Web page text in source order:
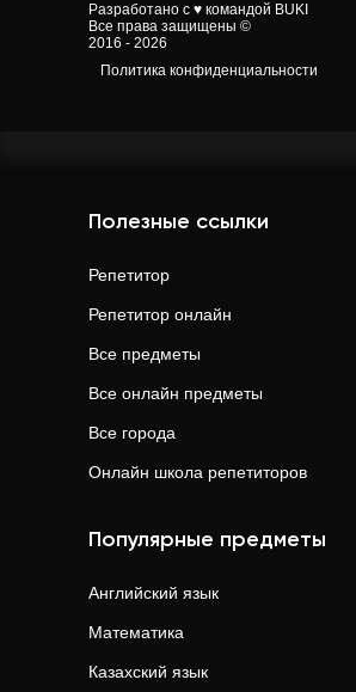
Разработано с ♥ командой BUKI
Все права защищены ©
2016 - 2026
Политика конфиденциальности
Полезные ссылки
Репетитор
Репетитор онлайн
Все предметы
Все онлайн предметы
Все города
Онлайн школа репетиторов
Популярные предметы
Английский язык
Математика
Казахский язык